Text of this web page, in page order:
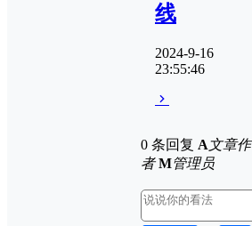
线
2024-9-16
23:55:46
0 条回复 A文章作
者 M管理员